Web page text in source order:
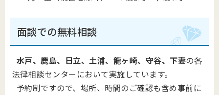
面談での無料相談
水戸、鹿島、日立、土浦、龍ヶ崎、守谷、下妻の各
法律相談センターにおいて実施しています。
予約制ですので、場所、時間のご確認も含め事前に